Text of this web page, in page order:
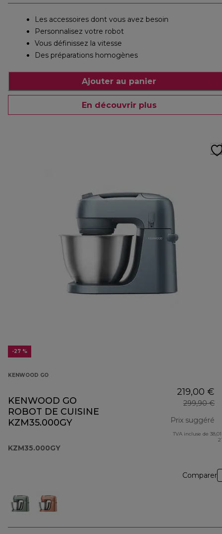
Les accessoires dont vous avez besoin
Personnalisez votre robot
Vous définissez la vitesse
Des préparations homogènes
Ajouter au panier
En découvrir plus
-27 %
KENWOOD GO
KENWOOD GO
ROBOT DE CUISINE
KZM35.000GY
KZM35.000GY
219,00 €
299,90 €
Prix suggéré
TVA incluse de
Comparer